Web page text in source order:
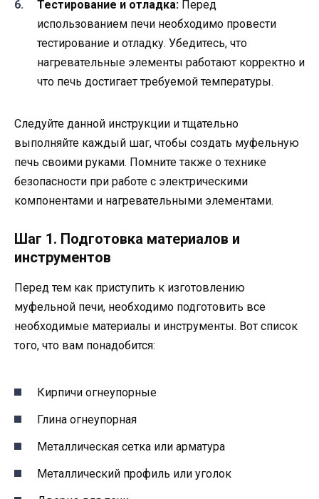
Тестирование и отладка: Перед
использованием печи необходимо провести
тестирование и отладку. Убедитесь, что
нагревательные элементы работают корректно и
что печь достигает требуемой температуры.
Следуйте данной инструкции и тщательно
выполняйте каждый шаг, чтобы создать муфельную
печь своими руками. Помните также о технике
безопасности при работе с электрическими
компонентами и нагревательными элементами.
Шаг 1. Подготовка материалов и
инструментов
Перед тем как приступить к изготовлению
муфельной печи, необходимо подготовить все
необходимые материалы и инструменты. Вот список
того, что вам понадобится:
Кирпичи огнеупорные
Глина огнеупорная
Металлическая сетка или арматура
Металлический профиль или уголок